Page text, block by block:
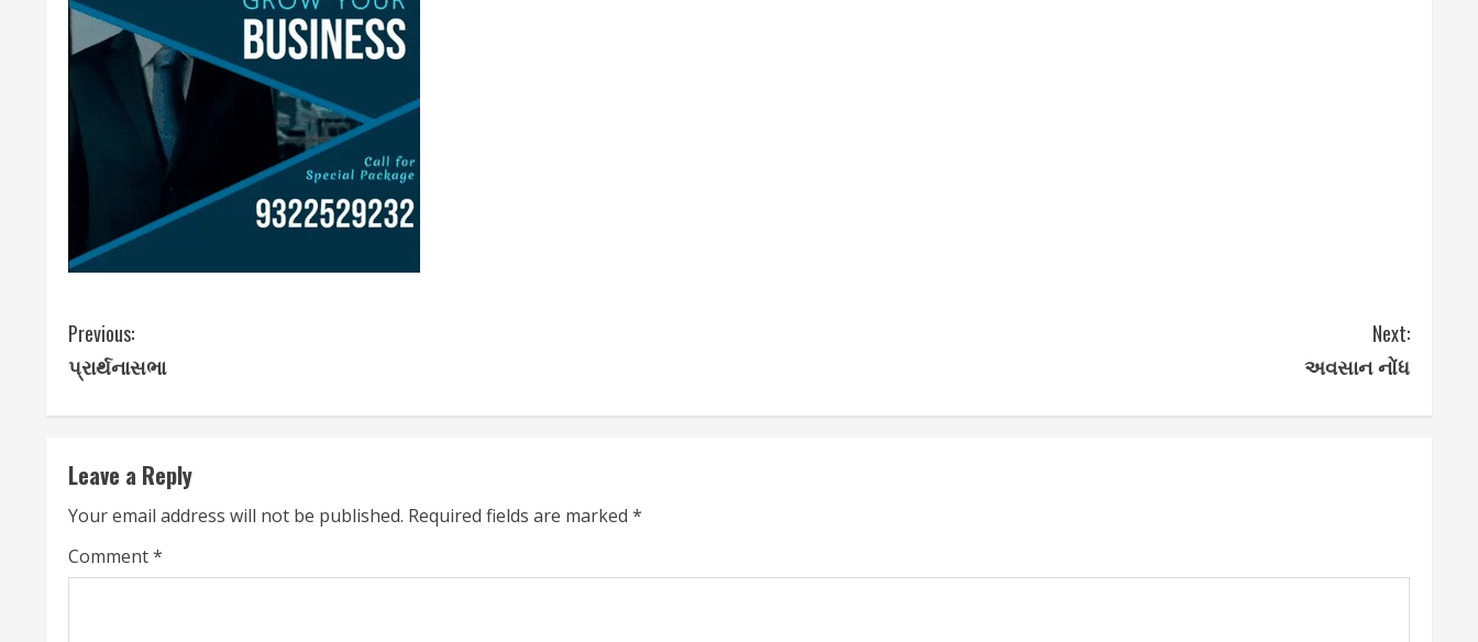
C
o
n
t
i
n
Previous:
પ્રાર્થનાસભા
Next:
અવસાન નોંધ
Leave a Reply
Your email address will not be published. Required fields are marked *
Comment*